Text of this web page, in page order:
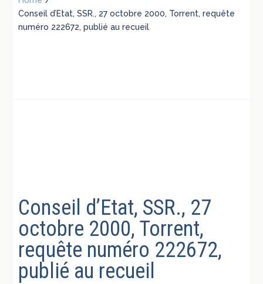
Conseil d’Etat, SSR., 27 octobre 2000, Torrent, requête
numéro 222672, publié au recueil
Conseil d’Etat, SSR., 27
octobre 2000, Torrent,
requête numéro 222672,
publié au recueil